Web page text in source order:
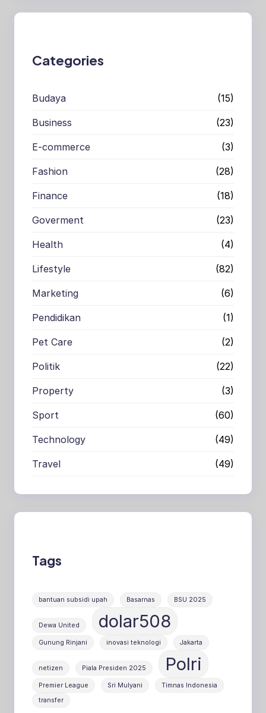
Categories
Budaya (15)
Business (23)
E-commerce (3)
Fashion (28)
Finance (18)
Goverment (23)
Health (4)
Lifestyle (82)
Marketing (6)
Pendidikan (1)
Pet Care (2)
Politik (22)
Property (3)
Sport (60)
Technology (49)
Travel (49)
Tags
bantuan subsidi upah Basarnas BSU 2025
Dewa United dolar508
Gunung Rinjani inovasi teknologi Jakarta
netizen Piala Presiden 2025 Polri
Premier League Sri Mulyani
Timnas Indonesia
transfer